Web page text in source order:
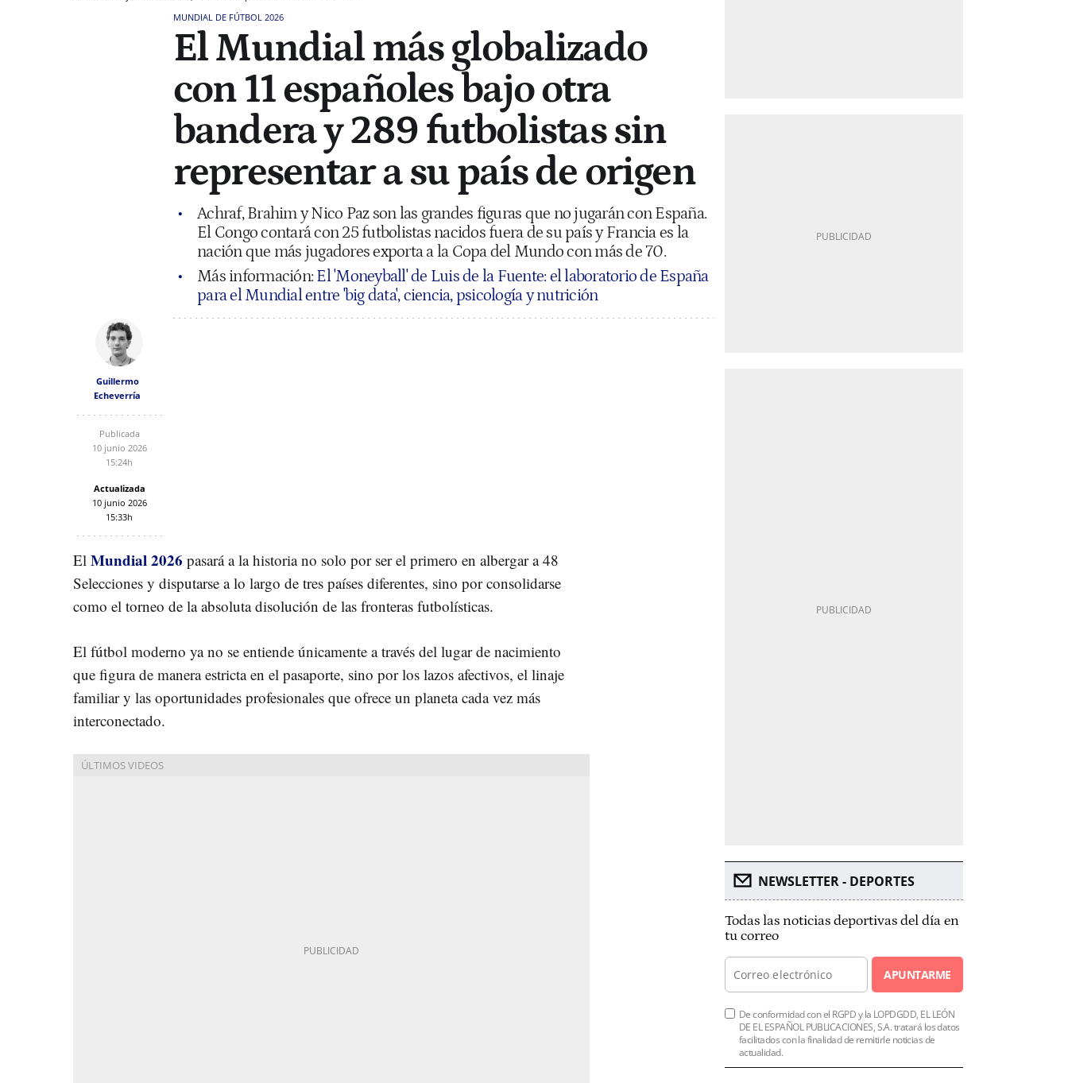
MUNDIAL DE FÚTBOL 2026
El Mundial más globalizado
con 11 españoles bajo otra
bandera y 289 futbolistas sin
representar a su país de origen
Achraf, Brahim y Nico Paz son las grandes figuras que no jugarán con España.
El Congo contará con 25 futbolistas nacidos fuera de su país y Francia es la
nación que más jugadores exporta a la Copa del Mundo con más de 70.
Más información: El 'Moneyball' de Luis de la Fuente: el laboratorio de España
para el Mundial entre 'big data', ciencia, psicología y nutrición
Guillermo
Echeverría
Publicada
10 junio 2026
15:24h
Actualizada
10 junio 2026
15:33h
El Mundial 2026 pasará a la historia no solo por ser el primero en albergar a 48
Selecciones y disputarse a lo largo de tres países diferentes, sino por consolidarse
como el torneo de la absoluta disolución de las fronteras futbolísticas.
El fútbol moderno ya no se entiende únicamente a través del lugar de nacimiento
que figura de manera estricta en el pasaporte, sino por los lazos afectivos, el linaje
familiar y las oportunidades profesionales que ofrece un planeta cada vez más
interconectado.
NEWSLETTER - DEPORTES
Todas las noticias deportivas del día en
tu correo
APUNTARME
De conformidad con el RGPD y la LOPDGDD, EL LEÓN
DE EL ESPAÑOL PUBLICACIONES, S.A. tratará los datos
facilitados con la finalidad de remitirle noticias de
actualidad.